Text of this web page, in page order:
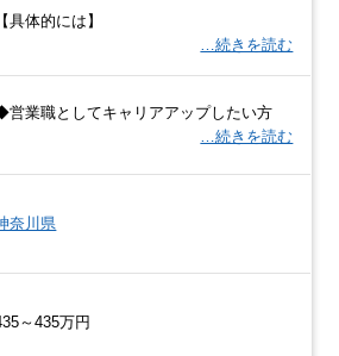
【具体的には】
…続きを読む
営業職としてキャリアアップしたい方
…続きを読む
奈川県
～435万円